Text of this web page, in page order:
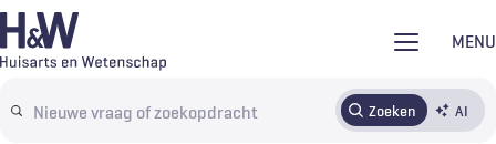
Overslaan
en
de
MENU
Search
Zoeken AI
AbonnerenTijdschrift Inloggen